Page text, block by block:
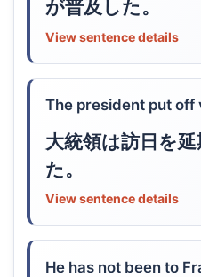
が普及した。
View sentence details
The president put off
大統領は訪日を
た。
View sentence details
He has not been to